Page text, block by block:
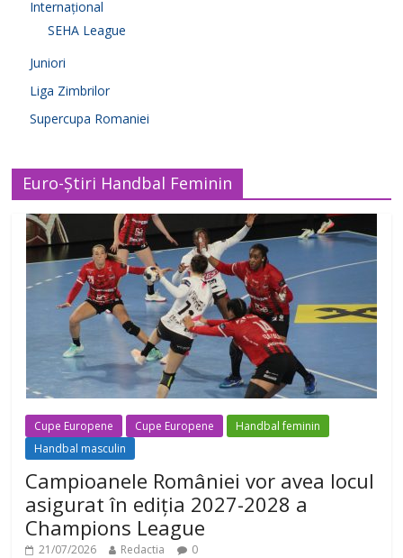
Internațional
SEHA League
Juniori
Liga Zimbrilor
Supercupa Romaniei
Euro-Știri Handbal Feminin
Cupe Europene Cupe Europene
Handbal feminin
Handbal masculin
Campioanele României vor avea locul
asigurat în ediția 2027-2028 a
Champions League
21/07/2026 Redactia 0